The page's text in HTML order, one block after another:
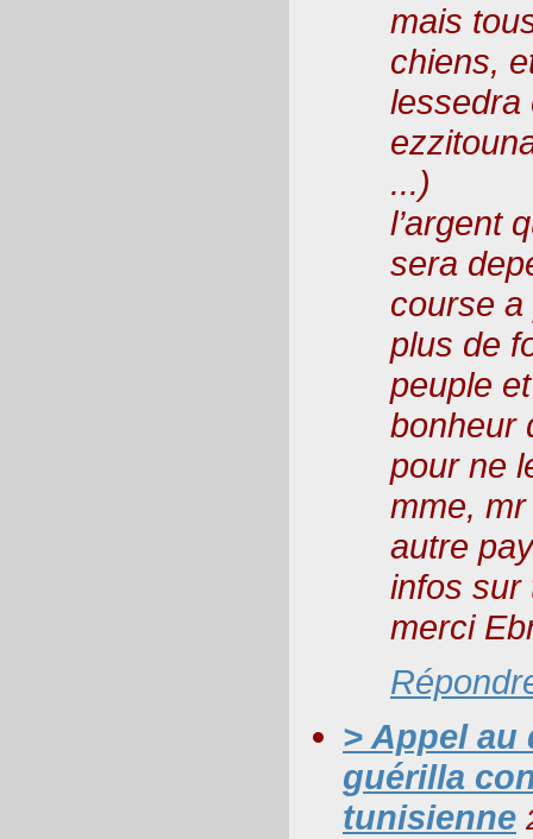
mais
chiens,
lessedra
...)
l’argent
sera
course
plus de
peuple
bonheur
pour ne
mme, mr
autre
infos sur
merci
> Appel au
guérilla
tunisienne